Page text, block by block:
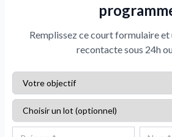
Remplissez ce court formulaire et
recontacte sous 24h